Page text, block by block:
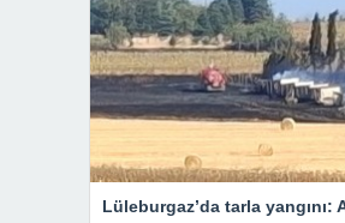
Lüleburgaz’da tarla yangını: